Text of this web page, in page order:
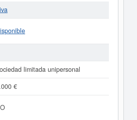
limitada unipersonal
€